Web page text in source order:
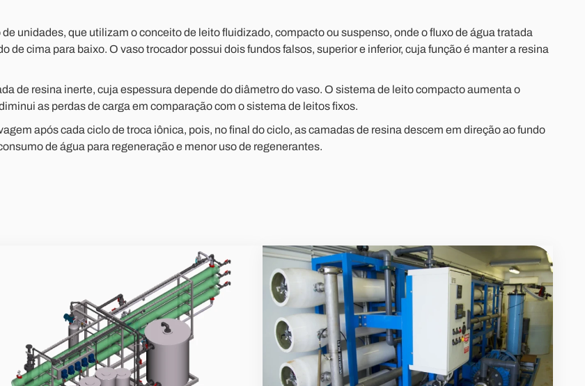
unidades, que utilizam o conceito de leito fluidizado, compacto ou suspenso, onde o fluxo de água tratada
cima para baixo. O vaso trocador possui dois fundos falsos, superior e inferior, cuja função é manter a resina
de resina inerte, cuja espessura depende do diâmetro do vaso. O sistema de leito compacto aumenta o
as perdas de carga em comparação com o sistema de leitos fixos.
após cada ciclo de troca iônica, pois, no final do ciclo, as camadas de resina descem em direção ao fundo
de água para regeneração e menor uso de regenerantes.